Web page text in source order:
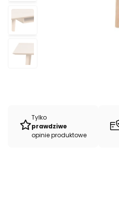
Tylko
prawdziwe
opinie produktowe